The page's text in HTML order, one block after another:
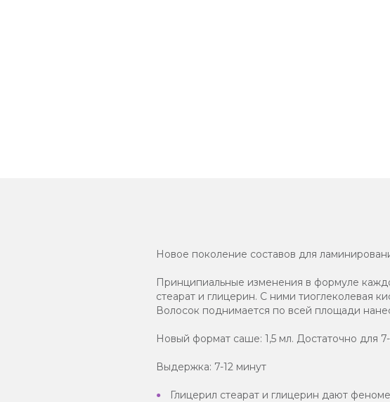
Новое поколение составов для
Принципиальные изменения в формуле
стеарат и глицерин. С ними тиоглеколевая
Волосок поднимается по всей площади
Новый формат саше: 1,5 мл. Достаточно для
Выдержка: 7-12 минут
Глицерил стеарат и глицерин дают